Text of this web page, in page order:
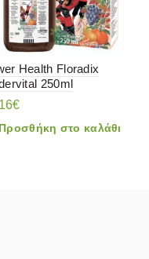
Health Floradix
250ml
€
Προσθήκη στο καλάθι